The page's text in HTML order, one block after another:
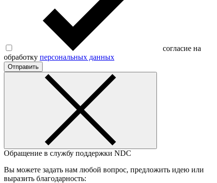
согласие на
обработку персональных данных
Отправить
Обращение в службу поддержки NDC
Вы можете задать нам любой вопрос, предложить идею или
выразить благодарность: